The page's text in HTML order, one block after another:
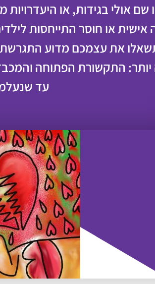
שם אולי בגידות, או
אישית או חוסר התייחסות
את עצמכם מדוע
התקשורת הפתוחה
עד